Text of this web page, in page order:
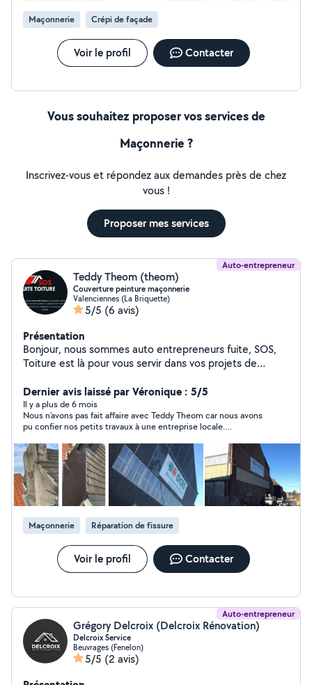
Maçonnerie Crépi de façade
Voir le profil Contacter
Vous souhaitez proposer vos services de
Maçonnerie ?
Inscrivez-vous et répondez aux demandes près de chez
vous !
Proposer mes services
Auto-entrepreneur
Teddy Theom (theom)
Couverture peinture maçonnerie
Valenciennes (La Briquette)
5/5 (6 avis)
Présentation
Bonjour, nous sommes auto entrepreneurs fuite, SOS,
Toiture est là pour vous servir dans vos projets de
déplacements sont gratuits. N'hésitez pas à nous
contacter en vous remerciant.
Dernier avis laissé par Véronique : 5/5
Il y a plus de 6 mois
Nous n'avons pas fait affaire avec Teddy Theom car nous avons
pu confier nos petits travaux à une entreprise locale.
annonce.
Maçonnerie Réparation de fissure
Voir le profil Contacter
Auto-entrepreneur
Grégory Delcroix (Delcroix Rénovation)
Delcroix Service
Beuvrages (Fenelon)
5/5 (2 avis)